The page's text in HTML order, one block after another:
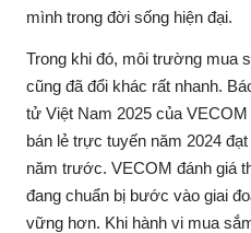
mình trong đời sống hiện đại.
Trong khi đó, môi trường mua
cũng đã đổi khác rất nhanh.
tử Việt Nam 2025 của
bán lẻ trực tuyến năm 2024
năm trước. VECOM đánh giá
đang chuẩn bị bước vào giai
vững hơn. Khi hành vi mua